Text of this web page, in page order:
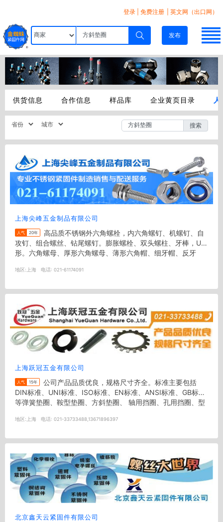
登录 免费注册 | 英文网（出口网）
发布
供货信息 合作信息 样品库 企业黄页目录
搜索
上海尖峰五金制品有限公司
人气 20年
攻钉、组合螺丝、钻尾螺钉。膨胀螺栓、双头螺柱、牙棒，U
形。六角螺母、厚形六角螺母、薄形六角帽、细牙帽、反牙
地区: 上海 电话: 021-61174091
上海跃冠五金有限公司
人气 15年
DIN标准、UNI标准、ISO标准、EN标准、ANSI标准、GB标准
等弹簧垫圈、鞍型垫圈、方斜垫圈、 轴用挡圈、孔用挡圈、型
地区: 上海 电话: 021-33733488,13671896397
北京鑫天云紧固件有限公司